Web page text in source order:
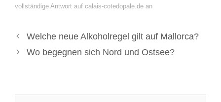
vollständige Antwort auf calais-cotedopale.de an
Welche neue Alkoholregel gilt auf Mallorca?
Wo begegnen sich Nord und Ostsee?